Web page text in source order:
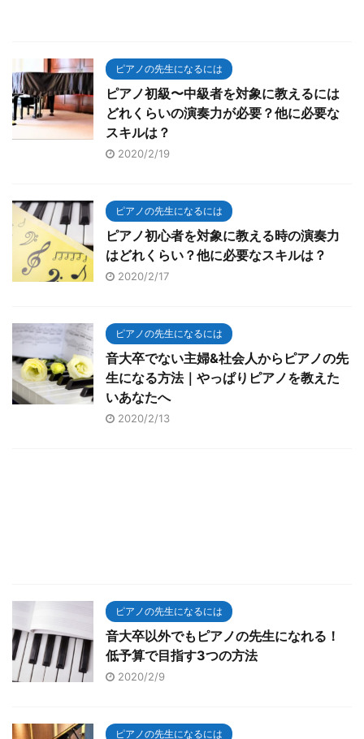
ピアノの先生になるには
ピアノ初級〜中級者を対象に教えるには
どれくらいの演奏力が必要？他に必要な
スキルは？
2020/2/19
ピアノの先生になるには
ピアノ初心者を対象に教える時の演奏力
はどれくらい？他に必要なスキルは？
2020/2/17
ピアノの先生になるには
音大卒でない主婦&社会人からピアノの先
生になる方法｜やっぱりピアノを教えた
いあなたへ
2020/2/13
ピアノの先生になるには
音大卒以外でもピアノの先生になれる！
低予算で目指す3つの方法
2020/2/9
ピアノの先生になるには